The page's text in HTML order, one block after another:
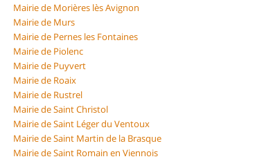
Mairie de Morières lès Avignon
Mairie de Murs
Mairie de Pernes les Fontaines
Mairie de Piolenc
Mairie de Puyvert
Mairie de Roaix
Mairie de Rustrel
Mairie de Saint Christol
Mairie de Saint Léger du Ventoux
Mairie de Saint Martin de la Brasque
Mairie de Saint Romain en Viennois